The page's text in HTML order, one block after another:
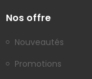
Nos offre
Nouveautés
Promotions